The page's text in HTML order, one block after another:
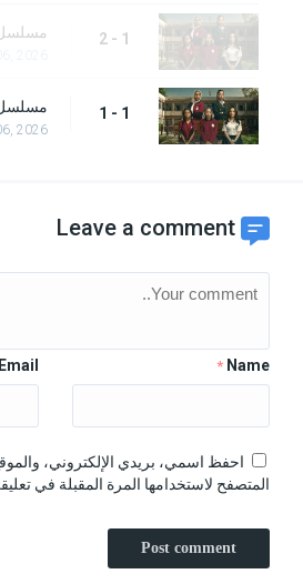
1 - 2 مسلسل
1 - 1 مسلسل
2026
Leave a comment
Name
*
Email
احفظ اسمي، بريدي الإلكتروني،
المتصفح لاستخدامها المرة المقبلة في